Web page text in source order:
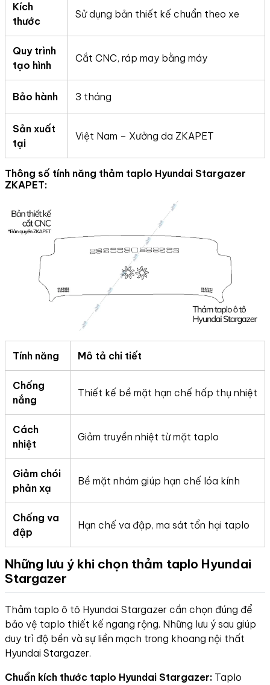
Kích
thước
Sử dụng bản thiết kế chuẩn theo xe
Quy trình
tạo hình
Cắt CNC, ráp may bằng máy
Bảo hành 3 tháng
Sản xuất
tại
Việt Nam – Xưởng da ZKAPET
Thông số tính năng thảm taplo Hyundai Stargazer
ZKAPET:
Tính năng Mô tả chi tiết
Chống
nắng
Thiết kế bề mặt hạn chế hấp thụ nhiệt
Cách
nhiệt
Giảm truyền nhiệt từ mặt taplo
Giảm chói
phản xạ
Bề mặt nhám giúp hạn chế lóa kính
Chống va
đập
Hạn chế va đập, ma sát tổn hại taplo
Những lưu ý khi chọn thảm taplo Hyundai
Stargazer
Thảm taplo ô tô Hyundai Stargazer cần chọn đúng để
bảo vệ taplo thiết kế ngang rộng. Những lưu ý sau giúp
duy trì độ bền và sự liền mạch trong khoang nội thất
Hyundai Stargazer.
Chuẩn kích thước taplo Hyundai Stargazer: Taplo